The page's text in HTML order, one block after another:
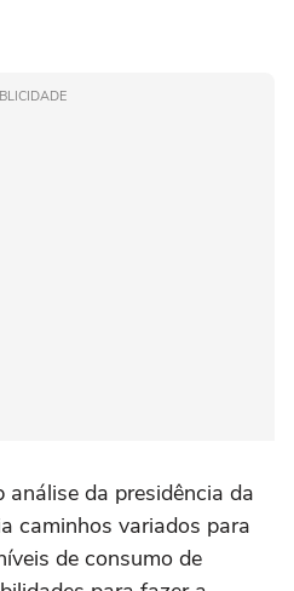
análise da presidência da
caminhos variados para
de consumo de